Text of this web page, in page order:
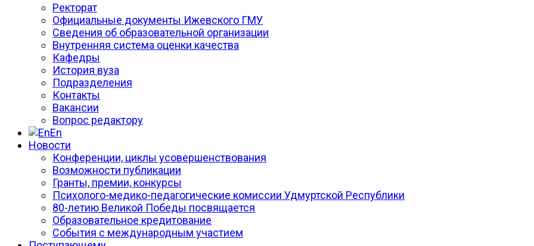
Ректорат
Официальные документы Ижевского ГМУ
Сведения об образовательной организации
Внутренняя система оценки качества
Кафедры
История вуза
Подразделения
Контакты
Вакансии
Вопрос редактору
En
Новости
Конференции, циклы усовершенствования
Возможности публикации
Гранты, премии, конкурсы
Психолого-медико-педагогические комиссии Удмуртской Республики
80-летию Великой Победы посвящается
Образовательное кредитование
События с международным участием